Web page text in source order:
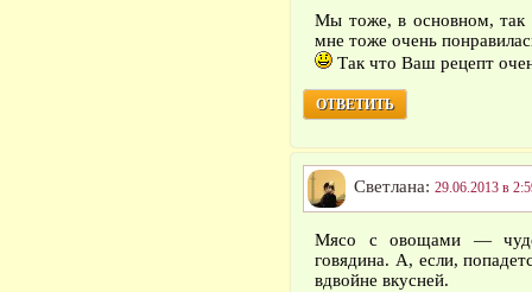
Мы тоже, в основном, так
мне тоже очень
Так что Ваш рецепт
ОТВЕТИТЬ
Светлана: 29.06.2013 в
Мясо с овощами —
говядина. А, если,
вдвойне вкусней.